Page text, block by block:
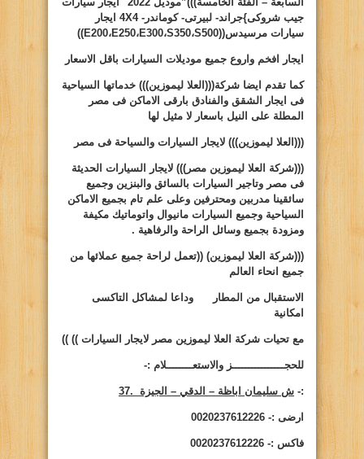
جيب شروكى}جراند- لبيرتى- كوماندر-4X4 ايجار
سيارات مرسيدس((
E200،E250،E300،S350،S500
))
ايجار افخم واروع جميع موديلات السيارات باقل الاسعار
كما تقدم ايضا شركة(((العلا ليموزين))) خدماتها السياحية
فى ايجار الشقق والفنادق بارقى الاماكن فى مصر
المطلة على النيل باسعار لا مثيل لها
(((العلا ليموزين))) لايجار السيارات والسياحة فى مصر
(((شركة العلا ليموزين مصر))) لايجار السيارات الحديثة
فى مصر وتاجير السيارات بالسائق والبنزين وجميع
سائقينا مدربين ومحترفين وعلى علم تام بجميع الاماكن
السياحية وجميع السيارات مانيوال واتوماتيك مكيفة
ومزودة بجميع وسائل الراحة والرفاهية .
(((شركة العلا ليموزين) ((تعمل لراحة جميع عملائها من
جميع انحاء العالم
الاستقبال من المطار وداعا لمشاكل التاكسى
امكانية
مع تحيات شركة العلا ليموزين مصر لايجار السيارات )) ))
للحجــــــــــــــــز والاستعــــــــلام :-
:- ش سليمان اباظة – الدقي – الجيزة .37
ارضى :- 0020237612226
فاكس :- 0020237612226